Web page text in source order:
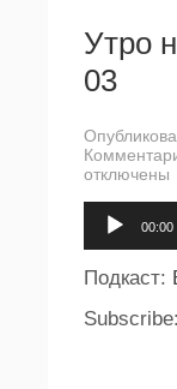
Утро
03
отключены
00:00
Подкаст:
Subscribe: